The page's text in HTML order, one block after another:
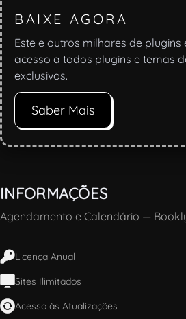
BAIXE AGORA
Este e outros milhares de plugins
acesso a todos plugins e temas
exclusivos.
Saber Mais
INFORMAÇÕES
Agendamento e Calendário —
Licença Anual
Sites Ilimitados
Acesso às Atualizações